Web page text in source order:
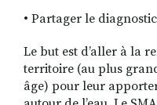
• Partager le
Le but est d’aller à la
territoire (au plus
âge) pour leur